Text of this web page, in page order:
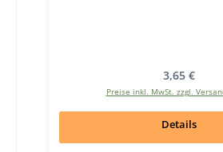
Regulärer
3,65 €
Preise inkl. MwSt. zzgl.
Details